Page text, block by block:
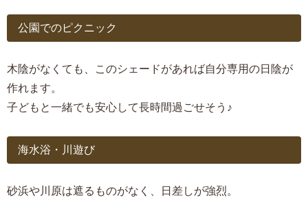
公園でのピクニック
木陰がなくても、このシェードがあれば自分専用の日陰が
作れます。
子どもと一緒でも安心して長時間過ごせそう♪
海水浴・川遊び
砂浜や川原は遮るものがなく、日差しが強烈。